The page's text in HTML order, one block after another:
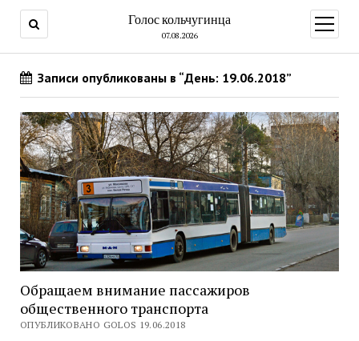
Голос кольчугинца
07.08.2026
меню
Записи опубликованы в “День: 19.06.2018”
Обращаем внимание пассажиров
общественного транспорта
ОПУБЛИКОВАНО GOLOS 19.06.2018